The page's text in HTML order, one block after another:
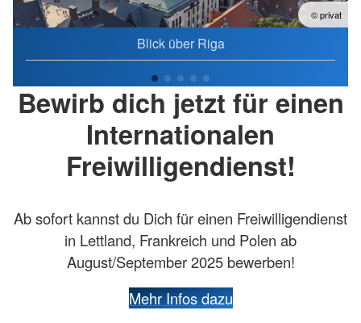
© privat
Blick über Riga
Bewirb dich jetzt für einen
Internationalen
Freiwilligendienst!
Ab sofort kannst du Dich für einen Freiwilligendienst
in Lettland, Frankreich und Polen ab
August/September 2025 bewerben!
Mehr Infos dazu